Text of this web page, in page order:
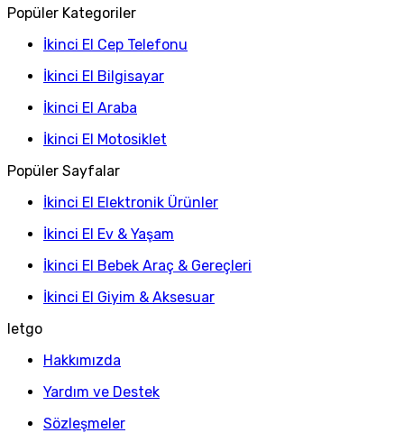
Popüler Kategoriler
İkinci El Cep Telefonu
İkinci El Bilgisayar
İkinci El Araba
İkinci El Motosiklet
Popüler Sayfalar
İkinci El Elektronik Ürünler
İkinci El Ev & Yaşam
İkinci El Bebek Araç & Gereçleri
İkinci El Giyim & Aksesuar
letgo
Hakkımızda
Yardım ve Destek
Sözleşmeler